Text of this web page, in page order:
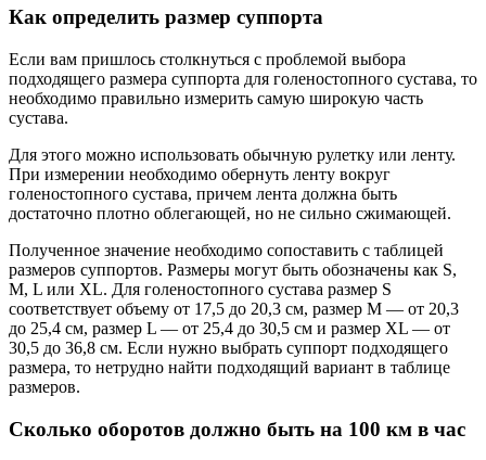
Как определить размер суппорта
Если вам пришлось столкнуться с проблемой выбора
подходящего размера суппорта для голеностопного сустава, то
необходимо правильно измерить самую широкую часть
сустава.
Для этого можно использовать обычную рулетку или ленту.
При измерении необходимо обернуть ленту вокруг
голеностопного сустава, причем лента должна быть
достаточно плотно облегающей, но не сильно сжимающей.
Полученное значение необходимо сопоставить с таблицей
размеров суппортов. Размеры могут быть обозначены как S,
M, L или XL. Для голеностопного сустава размер S
соответствует объему от 17,5 до 20,3 см, размер M — от 20,3
до 25,4 см, размер L — от 25,4 до 30,5 см и размер XL — от
30,5 до 36,8 см. Если нужно выбрать суппорт подходящего
размера, то нетрудно найти подходящий вариант в таблице
размеров.
Сколько оборотов должно быть на 100 км в час